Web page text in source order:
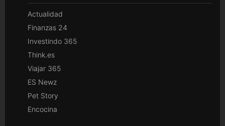
Actualidad
Finanzas 24
Investindo 365
Think.es
Viajar 365
ES Newz
Pet Story
Encocina